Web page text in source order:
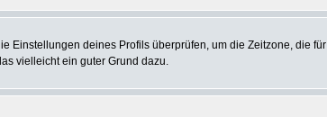
Einstellungen deines Profils überprüfen, um die Zeitzone, die
vielleicht ein guter Grund dazu.